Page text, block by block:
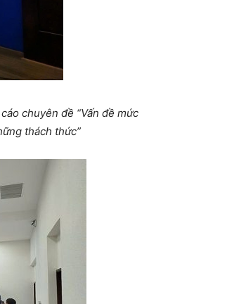
chuyên đề “Vấn đề mức
thách thức”